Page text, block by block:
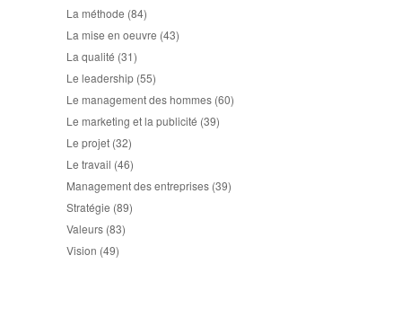
La méthode (84)
La mise en oeuvre (43)
La qualité (31)
Le leadership (55)
Le management des hommes (60)
Le marketing et la publicité (39)
Le projet (32)
Le travail (46)
Management des entreprises (39)
Stratégie (89)
Valeurs (83)
Vision (49)